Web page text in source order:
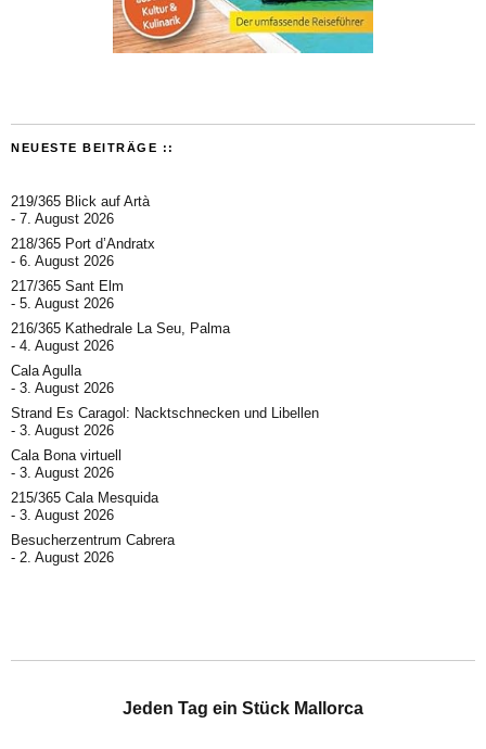
NEUESTE BEITRÄGE ::
219/365 Blick auf Artà
7. August 2026
218/365 Port d’Andratx
6. August 2026
217/365 Sant Elm
5. August 2026
216/365 Kathedrale La Seu, Palma
4. August 2026
Cala Agulla
3. August 2026
Strand Es Caragol: Nacktschnecken und Libellen
3. August 2026
Cala Bona virtuell
3. August 2026
215/365 Cala Mesquida
3. August 2026
Besucherzentrum Cabrera
2. August 2026
Jeden Tag ein Stück Mallorca